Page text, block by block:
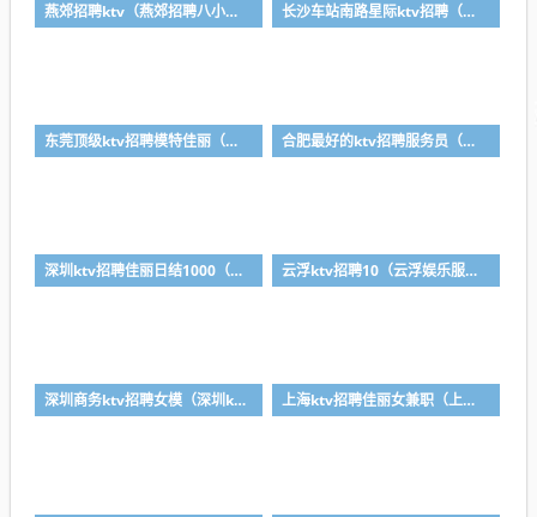
燕郊招聘ktv（燕郊招聘八小时双休） 长沙车站南路星际ktv招聘（长沙星际酒吧招聘）
东莞顶级ktv招聘模特佳丽（东莞ktv夜场佳丽招聘信息） 合肥最好的ktv招聘服务员（合肥最好的ktv招聘服务员信息）
深圳ktv招聘佳丽日结1000（深圳ktv招聘 ve10838 赚大钱） 云浮ktv招聘10（云浮娱乐服务员最新招聘信息）
深圳商务ktv招聘女模（深圳ktv招聘 ve10838 赚大钱） 上海ktv招聘佳丽女兼职（上海ktv 招聘）